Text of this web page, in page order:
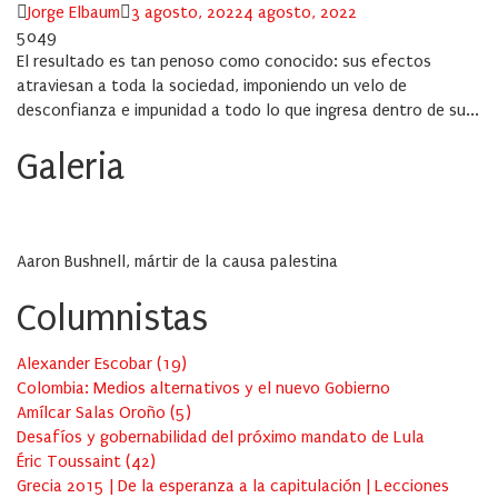
Author
Jorge Elbaum
Posted
3 agosto, 20224 agosto, 2022
5049
El resultado es tan penoso como conocido: sus efectos
atraviesan a toda la sociedad, imponiendo un velo de
desconfianza e impunidad a todo lo que ingresa dentro de su...
Galeria
Aaron Bushnell, mártir de la causa palestina
Columnistas
Alexander Escobar (19)
Colombia: Medios alternativos y el nuevo Gobierno
Amílcar Salas Oroño (5)
Desafíos y gobernabilidad del próximo mandato de Lula
Éric Toussaint (42)
Grecia 2015 | De la esperanza a la capitulación | Lecciones